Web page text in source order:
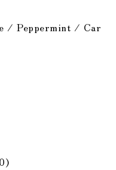
/ Peppermint / Car